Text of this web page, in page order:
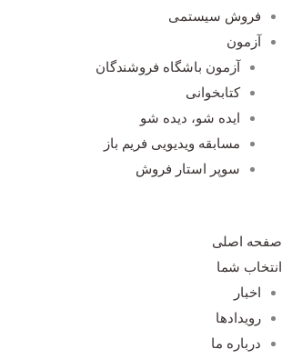
فروش سیستمی
آزمون
آزمون باشگاه فروشندگان
کتابخوانی
ایده شو، دیده شو
مسابقه ویدیویی فریم باز
سوپر استار فروش
صفحه اصلی
انتخاب شما
اخبار
رویدادها
درباره ما